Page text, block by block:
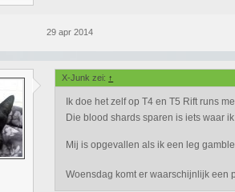
29 apr 2014
X-Junk zei: ↑
Ik doe het zelf op T4 en T5 Rift runs
Die blood shards sparen is iets waar
Mij is opgevallen als ik een leg
Woensdag komt er waarschijnlijk een